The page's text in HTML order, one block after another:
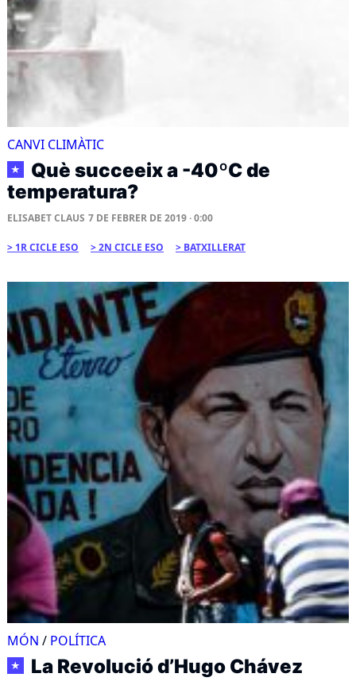
CANVI CLIMÀTIC
★
Què succeeix a -40ºC de
temperatura?
ELISABET CLAUS 7 DE FEBRER DE 2019 · 0:00
1R CICLE ESO 2N CICLE ESO BATXILLERAT
MÓN / POLÍTICA
★ La Revolució d’Hugo Chávez